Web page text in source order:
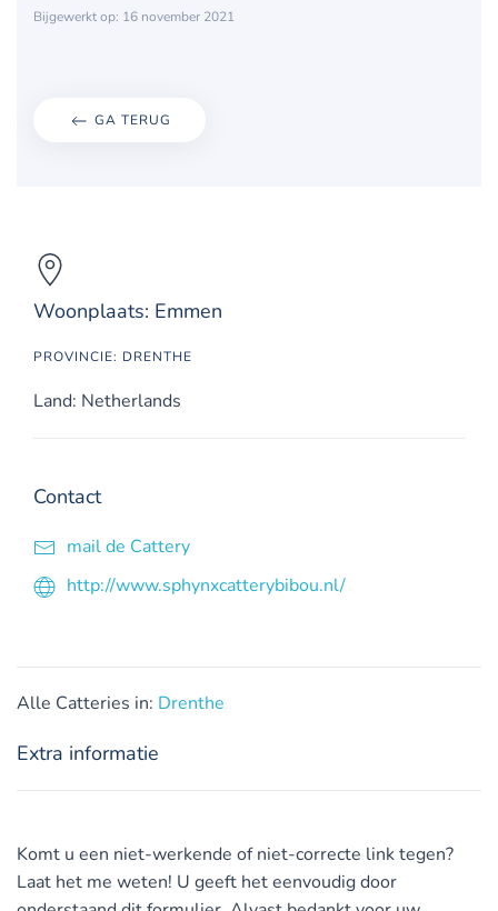
Bijgewerkt op: 16 november 2021
GA TERUG
Woonplaats: Emmen
PROVINCIE: DRENTHE
Land: Netherlands
Contact
mail de Cattery
http://www.sphynxcatterybibou.nl/
Alle Catteries in: Drenthe
Extra informatie
Komt u een niet-werkende of niet-correcte link tegen?
Laat het me weten! U geeft het eenvoudig door